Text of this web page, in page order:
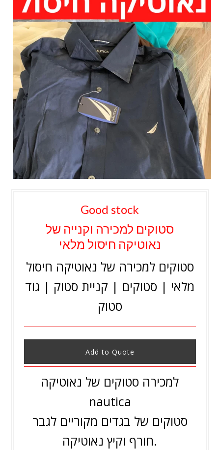
Good stock
סטוקים למכירה וקנייה של
נאוטיקה חיסול מלאי
סטוקים למכירה של נאוטיקה חיסול
מלאי | סטוקים | קניית סטוק | גוד
סטוק
Add to Quote
למכירה סטוקים של נאוטיקה
nautica
סטוקים של בגדים מקוריים לגבר
חורף וקיץ נאוטיקה.